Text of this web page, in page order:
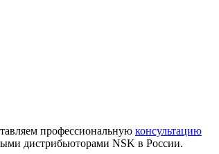
профессиональную консультацию
дистрибьюторами NSK в России.